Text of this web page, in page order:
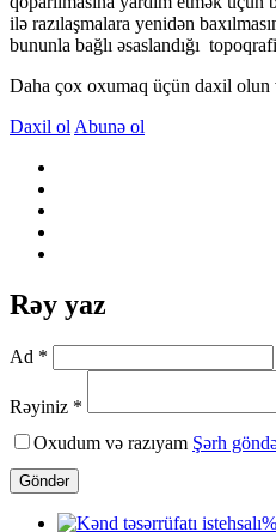
ilə razılaşmalara yenidən
bununla bağlı əsaslandığı
Daha çox oxumaq üçün daxil olun
Daxil ol Abunə ol
Rəy yaz
Ad *
Rəyiniz *
Oxudum və razıyam Şərh
Göndər